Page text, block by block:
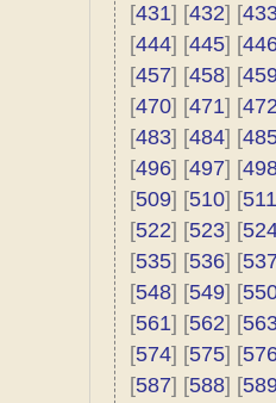
[431] [432] [
[444] [445] [
[457] [458] [
[470] [471] [
[483] [484] [
[496] [497] [
[509] [510] [511
[522] [523] [
[535] [536] [
[548] [549] [
[561] [562] [
[574] [575] [
[587] [588] [